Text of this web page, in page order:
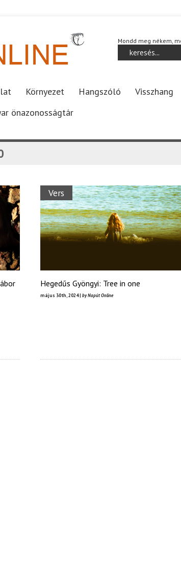
Mondd meg nékem,
Környezet Hangszóló Visszhang
önazonosságtár
Vers
Hegedűs Gyöngyi: Tree in one
május 30th, 2024 | by Napút Online